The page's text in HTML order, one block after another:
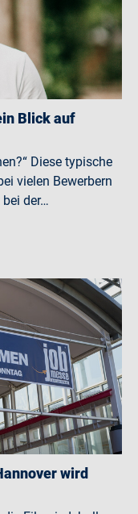
Blick auf
Diese typische
vielen Bewerbern
der…
wird